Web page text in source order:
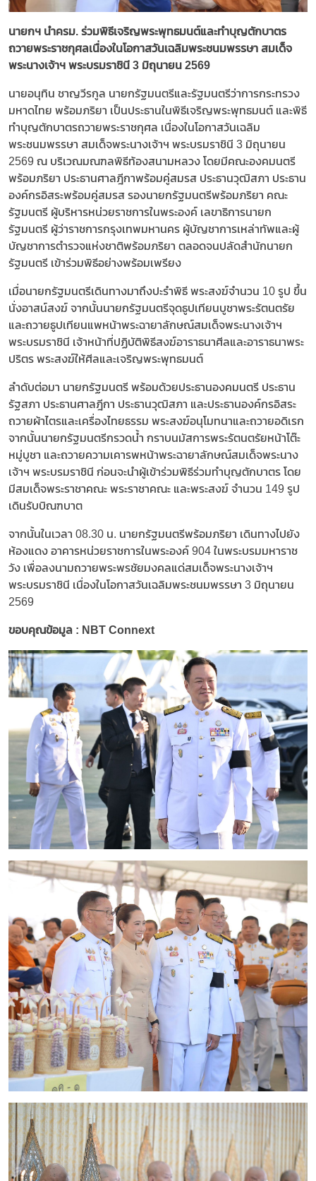
นายกฯ นำครม. ร่วมพิธีเจริญพระพุทธมนต์และทำบุญตักบาตร
ถวายพระราชกุศลเนื่องในโอกาสวันเฉลิมพระชนมพรรษา สมเด็จ
พระนางเจ้าฯ พระบรมราชินี 3 มิถุนายน 2569
นายอนุทิน ชาญวีรกูล นายกรัฐมนตรีและรัฐมนตรีว่าการกระทรวง
มหาดไทย พร้อมภริยา เป็นประธานในพิธีเจริญพระพุทธมนต์ และพิธี
ทำบุญตักบาตรถวายพระราชกุศล เนื่องในโอกาสวันเฉลิม
พระชนมพรรษา สมเด็จพระนางเจ้าฯ พระบรมราชินี 3 มิถุนายน
2569 ณ บริเวณมณฑลพิธีท้องสนามหลวง โดยมีคณะองคมนตรี
พร้อมภริยา ประธานศาลฎีกาพร้อมคู่สมรส ประธานวุฒิสภา ประธาน
องค์กรอิสระพร้อมคู่สมรส รองนายกรัฐมนตรีพร้อมภริยา คณะ
รัฐมนตรี ผู้บริหารหน่วยราชการในพระองค์ เลขาธิการนายก
รัฐมนตรี ผู้ว่าราชการกรุงเทพมหานคร ผู้บัญชาการเหล่าทัพและผู้
บัญชาการตำรวจแห่งชาติพร้อมภริยา ตลอดจนปลัดสำนักนายก
รัฐมนตรี เข้าร่วมพิธีอย่างพร้อมเพรียง
เมื่อนายกรัฐมนตรีเดินทางมาถึงปะรำพิธี พระสงฆ์จำนวน 10 รูป ขึ้น
นั่งอาสน์สงฆ์ จากนั้นนายกรัฐมนตรีจุดธูปเทียนบูชาพระรัตนตรัย
และถวายธูปเทียนแพหน้าพระฉายาลักษณ์สมเด็จพระนางเจ้าฯ
พระบรมราชินี เจ้าหน้าที่ปฏิบัติพิธีสงฆ์อาราธนาศีลและอาราธนาพระ
ปริตร พระสงฆ์ให้ศีลและเจริญพระพุทธมนต์
ลำดับต่อมา นายกรัฐมนตรี พร้อมด้วยประธานองคมนตรี ประธาน
รัฐสภา ประธานศาลฎีกา ประธานวุฒิสภา และประธานองค์กรอิสระ
ถวายผ้าไตรและเครื่องไทยธรรม พระสงฆ์อนุโมทนาและถวายอดิเรก
จากนั้นนายกรัฐมนตรีกรวดน้ำ กราบนมัสการพระรัตนตรัยหน้าโต๊ะ
หมู่บูชา และถวายความเคารพหน้าพระฉายาลักษณ์สมเด็จพระนาง
เจ้าฯ พระบรมราชินี ก่อนจะนำผู้เข้าร่วมพิธีร่วมทำบุญตักบาตร โดย
มีสมเด็จพระราชาคณะ พระราชาคณะ และพระสงฆ์ จำนวน 149 รูป
เดินรับบิณฑบาต
จากนั้นในเวลา 08.30 น. นายกรัฐมนตรีพร้อมภริยา เดินทางไปยัง
ห้องแดง อาคารหน่วยราชการในพระองค์ 904 ในพระบรมมหาราช
วัง เพื่อลงนามถวายพระพรชัยมงคลแด่สมเด็จพระนางเจ้าฯ
พระบรมราชินี เนื่องในโอกาสวันเฉลิมพระชนมพรรษา 3 มิถุนายน
2569
ขอบคุณข้อมูล : NBT Connext